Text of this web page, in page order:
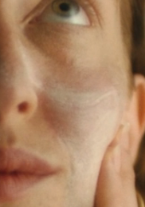
用戶信息
我的設備
我的地址
我的訂閱
Español
Русский
繁體中文